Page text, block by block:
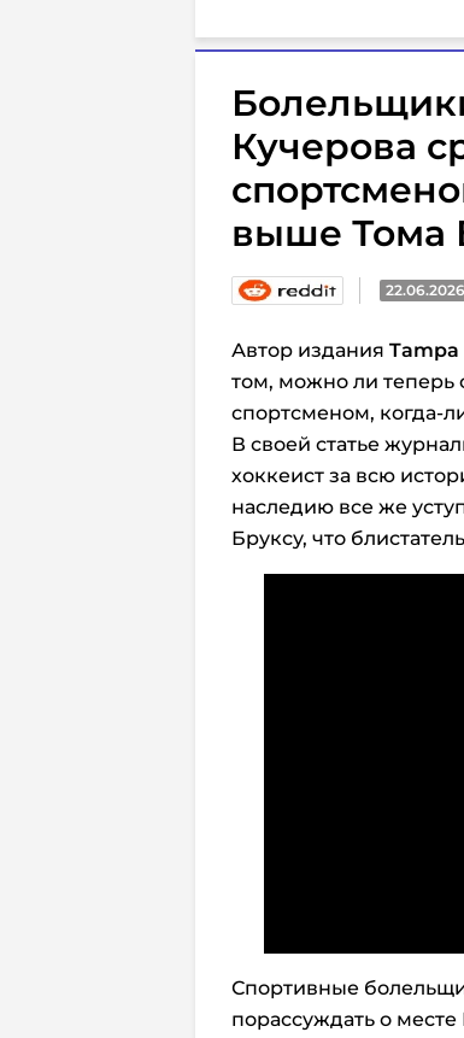
Кучерова
выше Тома
22.06.2026
Автор издания Tampa
том, можно ли теперь
спортсменом, когда-
В своей статье
хоккеист за всю
наследию все же
Бруксу, что
Спортивные
порассуждать о